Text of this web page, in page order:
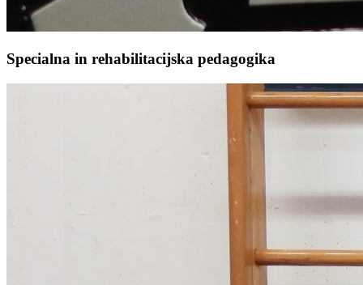
Specialna in rehabilitacijska pedagogika